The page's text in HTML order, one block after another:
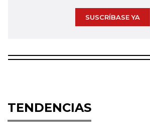
SUSCRÍBASE YA
TENDENCIAS